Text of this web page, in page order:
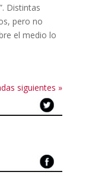
Distintas
pero no
el medio lo
siguientes »